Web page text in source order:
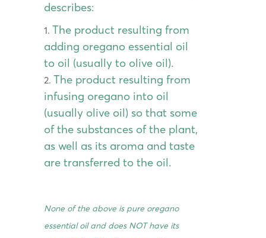
describes:
The product resulting from
adding oregano essential oil
to oil (usually to olive oil).
The product resulting from
infusing oregano into oil
(usually olive oil) so that some
of the substances of the plant,
as well as its aroma and taste
are transferred to the oil.
None of the above is pure oregano
essential oil and does NOT have its